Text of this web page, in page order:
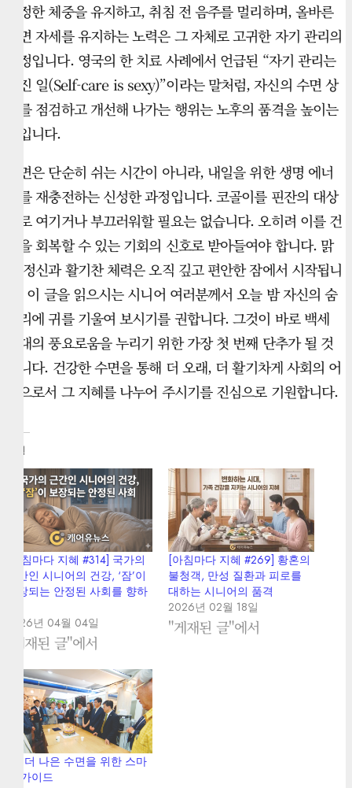
적정한 체중을 유지하고, 취침 전 음주를 멀리하며, 올바른
수면 자세를 유지하는 노력은 그 자체로 고귀한 자기 관리의
과정입니다. 영국의 한 치료 사례에서 언급된 “자기 관리는
멋진 일(Self-care is sexy)”이라는 말처럼, 자신의 수면 상
태를 점검하고 개선해 나가는 행위는 노후의 품격을 높이는
일입니다.
수면은 단순히 쉬는 시간이 아니라, 내일을 위한 생명 에너
지를 재충전하는 신성한 과정입니다. 코골이를 핀잔의 대상
으로 여기거나 부끄러워할 필요는 없습니다. 오히려 이를 건
강을 회복할 수 있는 기회의 신호로 받아들여야 합니다. 맑
은 정신과 활기찬 체력은 오직 깊고 편안한 잠에서 시작됩니
다. 이 글을 읽으시는 시니어 여러분께서 오늘 밤 자신의 숨
소리에 귀를 기울여 보시기를 권합니다. 그것이 바로 백세
시대의 풍요로움을 누리기 위한 가장 첫 번째 단추가 될 것
입니다. 건강한 수면을 통해 더 오래, 더 활기차게 사회의 어
른으로서 그 지혜를 나누어 주시기를 진심으로 기원합니다.
관련
[아침마다 지혜 #314] 국가의
근간인 시니어의 건강, ‘잠’이
보장되는 안정된 사회를 향하
2026년 04월 04일
"게재된 글"에서
[아침마다 지혜 #269] 황혼의
불청객, 만성 질환과 피로를
대하는 시니어의 품격
2026년 02월 18일
"게재된 글"에서
54. 더 나은 수면을 위한 스마
트 가이드